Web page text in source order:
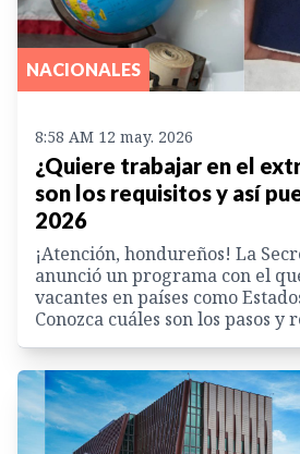
NACIONALES
8:58 AM 12 may. 2026
¿Quiere trabajar en el
son los requisitos y así
2026
¡Atención, hondureños! La
anunció un programa con el
vacantes en países como
Conozca cuáles son los pasos y